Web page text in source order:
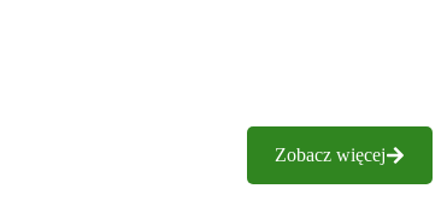
Zobacz więcej